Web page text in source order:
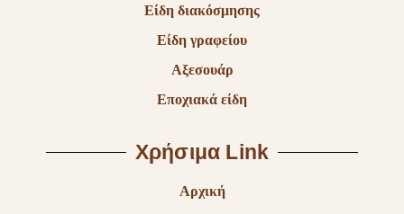
Είδη διακόσμησης
Είδη γραφείου
Αξεσουάρ
Εποχιακά είδη
Χρήσιμα Link
Αρχική